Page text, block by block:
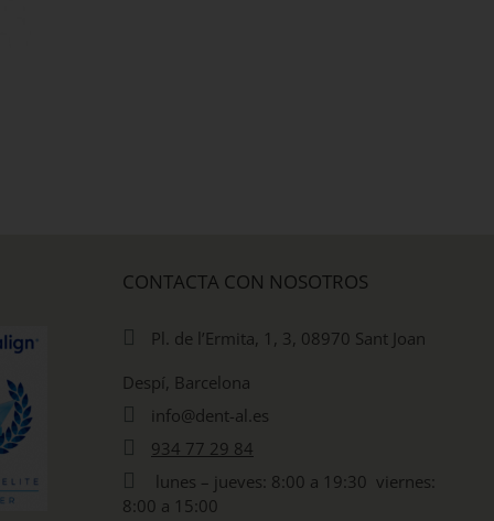
CONTACTA CON NOSOTROS
Pl. de l’Ermita, 1, 3, 08970 Sant Joan
Despí, Barcelona
info@dent-al.es
934 77 29 84
lunes – jueves: 8:00 a 19:30 viernes:
8:00 a 15:00